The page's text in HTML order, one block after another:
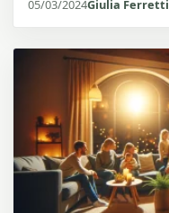
05/03/2024Giulia Ferretti